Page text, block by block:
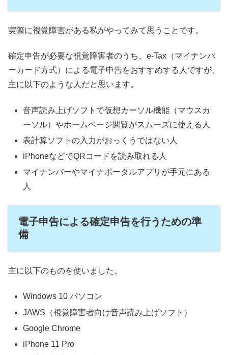
実際に視覚障害がある私がやってみて思うことです。
確定申告が必要な視覚障害者のうち、e-Tax（マイナンバ
ーカード方式）による電子申告をおすすめする人ですが、
主に以下のような人だと思います。
音声読み上げソフトで仮想カーソル機能（マウスカ
ーソル）やホームページ閲覧がスムーズに使える人
表計算ソフトの入力がおっくうではない人
iPhoneなどでQRコードを読み取れる人
マイナンバーやマイナポータルアプリが手元にある
人
電子申告による確定申告を行うための準
備
主に以下のものを使いました。
Windows 10 パソコン
JAWS（視覚障害者向け音声読み上げソフト）
Google Chrome
iPhone 11 Pro